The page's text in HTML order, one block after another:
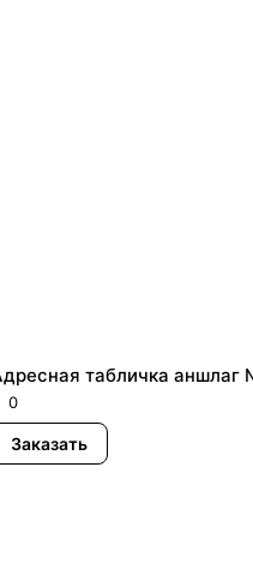
табличка аншлаг
0
Заказать